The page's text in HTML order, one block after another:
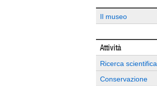
Il museo
Attività
Ricerca scientifica
Conservazione